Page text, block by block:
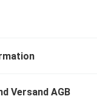
Versand AGB